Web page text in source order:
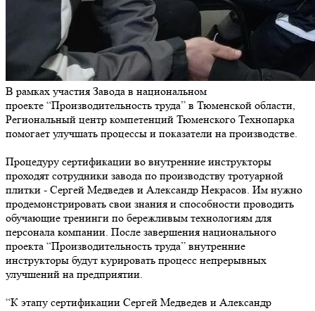
В рамках участия Завода в национальном
проекте “Производительность труда” в Тюменской области,
Региональный центр компетенций Тюменского Технопарка
помогает улучшать процессы и показатели на производстве.
Процедуру сертификации во внутренние инструкторы
проходят сотрудники завода по производству тротуарной
плитки - Сергей Медведев и Александр Некрасов. Им нужно
продемонстрировать свои знания и способности проводить
обучающие тренинги по бережливым технологиям для
персонала компании. После завершения национального
проекта “Производительность труда” внутренние
инструкторы будут курировать процесс непрерывных
улучшений на предприятии.
“К этапу сертификации Сергей Медведев и Александр